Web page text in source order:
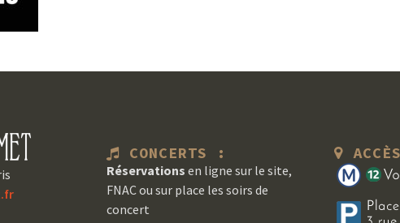
CONCERTS :
Réservations en ligne sur le site,
FNAC ou sur place les soirs de
concert
ACCÈS